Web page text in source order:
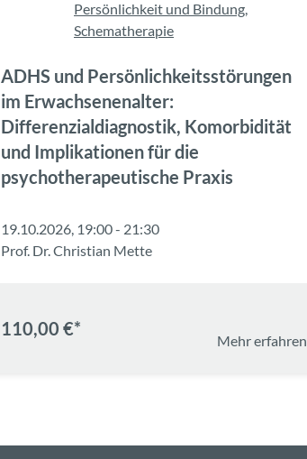
Persönlichkeit und Bindung,
Schematherapie
ADHS und Persönlichkeitsstörungen
im Erwachsenenalter:
Differenzialdiagnostik, Komorbidität
und Implikationen für die
psychotherapeutische Praxis
19.10.2026, 19:00 - 21:30
Prof. Dr. Christian Mette
110,00 €*
Mehr erfahren